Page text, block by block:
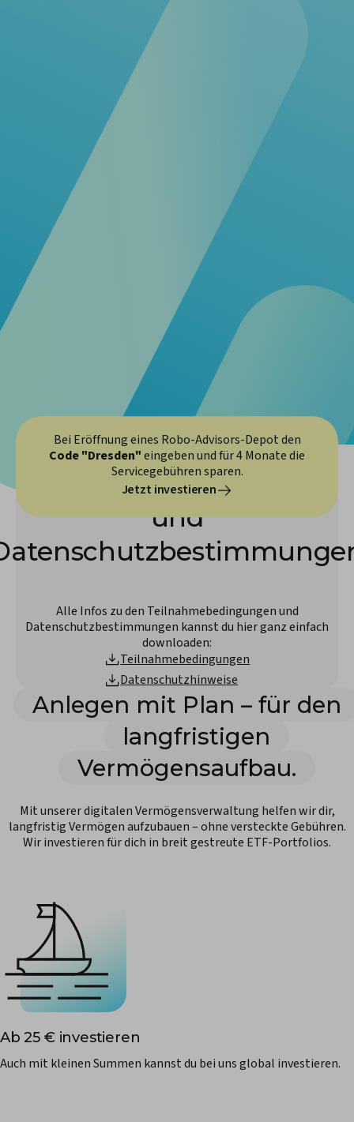
Bei Eröffnung eines Robo-Advisors-Depot den
Code "Dresden"eingeben und für 4 Monate die
Servicegebühren sparen.
Jetzt investieren
Teilnahmebedingungen
und
Alle Infos zu den Teilnahmebedingungen und
Datenschutzbestimmungen kannst du hier ganz einfach
downloaden:
Teilnahmebedingungen
Datenschutzhinweise
Anlegen mit Plan – für den
langfristigen
Vermögensaufbau.
Mit unserer digitalen Vermögensverwaltung helfen wir dir,
langfristig Vermögen aufzubauen – ohne versteckte Gebühren.
Wir investieren für dich in breit gestreute ETF-Portfolios.
Ab 25 € investieren
Auch mit kleinen Summen kannst du bei uns global investieren.